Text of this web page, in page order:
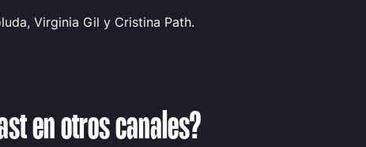
Virginia Gil y Cristina Path.
en otros canales?